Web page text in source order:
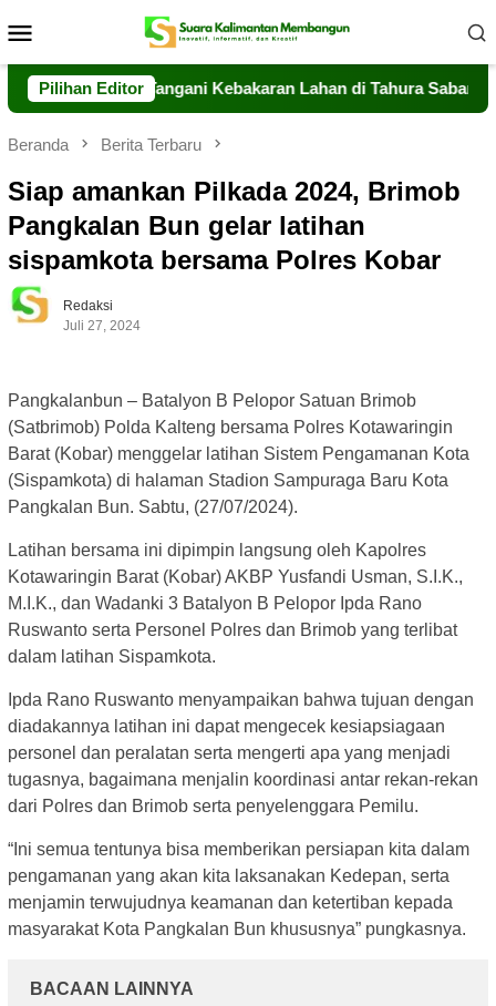
ke
Mobile
Pilihan Editor
Sigap Tangani Kebakaran Lahan di Tahura Sabaru
Beranda Berita Terbaru
Siap amankan Pilkada 2024, Brimob
Pangkalan Bun gelar latihan
sispamkota bersama Polres Kobar
Redaksi
Juli 27, 2024
Pangkalanbun – Batalyon B Pelopor Satuan Brimob
(Satbrimob) Polda Kalteng bersama Polres Kotawaringin
Barat (Kobar) menggelar latihan Sistem Pengamanan Kota
(Sispamkota) di halaman Stadion Sampuraga Baru Kota
Pangkalan Bun. Sabtu, (27/07/2024).
Latihan bersama ini dipimpin langsung oleh Kapolres
Kotawaringin Barat (Kobar) AKBP Yusfandi Usman, S.I.K.,
M.I.K., dan Wadanki 3 Batalyon B Pelopor Ipda Rano
Ruswanto serta Personel Polres dan Brimob yang terlibat
dalam latihan Sispamkota.
Ipda Rano Ruswanto menyampaikan bahwa tujuan dengan
diadakannya latihan ini dapat mengecek kesiapsiagaan
personel dan peralatan serta mengerti apa yang menjadi
tugasnya, bagaimana menjalin koordinasi antar rekan-rekan
dari Polres dan Brimob serta penyelenggara Pemilu.
“Ini semua tentunya bisa memberikan persiapan kita dalam
pengamanan yang akan kita laksanakan Kedepan, serta
menjamin terwujudnya keamanan dan ketertiban kepada
masyarakat Kota Pangkalan Bun khususnya” pungkasnya.
BACAAN LAINNYA